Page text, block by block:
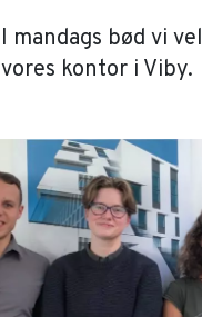
​​​​​​​I mandags bød vi
vores kontor i Viby.